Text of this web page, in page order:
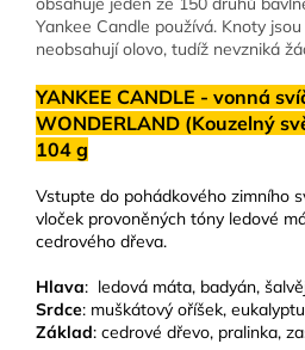
Yankee Candle používá. Knoty
neobsahují olovo, tudíž nevzniká
YANKEE CANDLE - vonná
WONDERLAND (Kouzelný
104 g
Vstupte do pohádkového zimního
vloček provoněných tóny ledové
cedrového dřeva.
Hlava: ledová máta, badyán,
Srdce: muškátový oříšek,
Základ: cedrové dřevo, pralinka,